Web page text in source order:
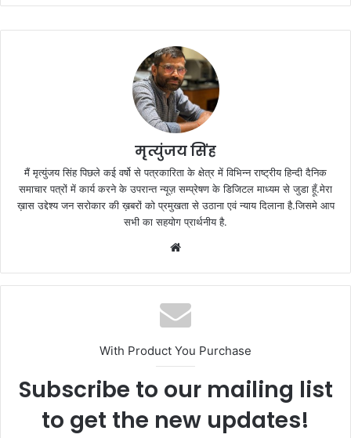
मृत्युंजय सिंह
मैं मृत्युंजय सिंह पिछले कई वर्षो से पत्रकारिता के क्षेत्र में विभिन्न राष्ट्रीय हिन्दी दैनिक
समाचार पत्रों में कार्य करने के उपरान्त न्यूज़ सम्प्रेषण के डिजिटल माध्यम से जुडा हूँ.मेरा
ख़ास उद्देश्य जन सरोकार की ख़बरों को प्रमुखता से उठाना एवं न्याय दिलाना है.जिसमे आप
सभी का सहयोग प्रार्थनीय है.
With Product You Purchase
Subscribe to our mailing list
to get the new updates!